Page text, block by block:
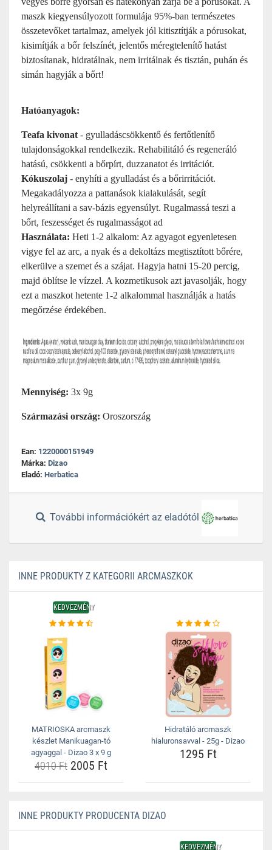
maszk kiegyensúlyozott formulája 95%-ban természetes
összetevőket tartalmaz, amelyek jól kitisztítják a pórusokat,
kisimítják a bőr felszínét, jelentős méregtelenítő hatást
biztosítanak, hidratálnak, nem irritálnak és tisztán, puhán és
simán hagyják a bőrt!
Hatóanyagok:
Teafa kivonat - gyulladáscsökkentő és fertőtlenítő
tulajdonságokkal rendelkezik. Rehabilitáló és regeneráló
hatású, csökkenti a bőrpírt, duzzanatot és irritációt.
Kókuszolaj - enyhíti a gyulladást és a bőrirritációt.
Megakadályozza a pattanások kialakulását, segít
helyreállítani a sav-bázis egyensúlyt. Rugalmassá teszi a
bőrt, feszességet és rugalmasságot ad
Használata: Heti 1-2 alkalom: Az agyagot egyenletesen
vigye fel az arc, a nyak és a dekoltázs megtisztított bőrére,
elkerülve a szemet és a szájat. Hagyja hatni 15-20 percig,
majd öblítse le vízzel. A kozmetikusok azt javasolják, hogy
ezt a maszkot hetente 1-2 alkalommal használják a hatás
megőrzése érdekében.
Mennyiség: 3x 9g
Származási ország: Oroszország
Ean: 1220000151949
Márka: Dizao
Eladó: Herbatica
További információkért az eladótól
INNE PRODUKTY Z KATEGORII ARCMASZKOK
KEDVEZMÉNY
MATRIOSKA arcmaszk
készlet Manikuagan-tó
agyaggal - Dizao 3 x 9 g
4010 Ft 2005 Ft
Hidratáló arcmaszk
hialuronsavval - 25g - Dizao
1295 Ft
INNE PRODUKTY PRODUCENTA DIZAO
KEDVEZMÉNY